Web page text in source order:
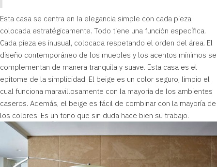
Esta casa se centra en la elegancia simple con cada pieza
colocada estratégicamente. Todo tiene una función específica.
Cada pieza es inusual, colocada respetando el orden del área. El
diseño contemporáneo de los muebles y los acentos mínimos se
complementan de manera tranquila y suave. Esta casa es el
epítome de la simplicidad. El beige es un color seguro, limpio el
cual funciona maravillosamente con la mayoría de los ambientes
caseros. Además, el beige es fácil de combinar con la mayoría de
los colores. Es un tono que sin duda hace bien su trabajo.